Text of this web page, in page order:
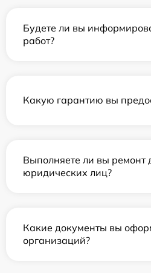
Будете ли вы
работ?
Какую гарантию вы
Выполняете ли вы ремонт
юридических лиц?
Какие документы вы
организаций?